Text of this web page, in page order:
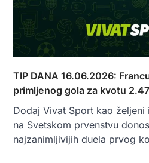
TIP DANA 16.06.2026:
primljenog gola za kvotu
Dodaj Vivat Sport kao
na Svetskom prvenstvu
najzanimljivijih duela prvog